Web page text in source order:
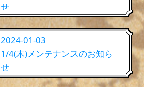
せ
2024-01-03
1/4(木)メンテナンスのお知ら
せ